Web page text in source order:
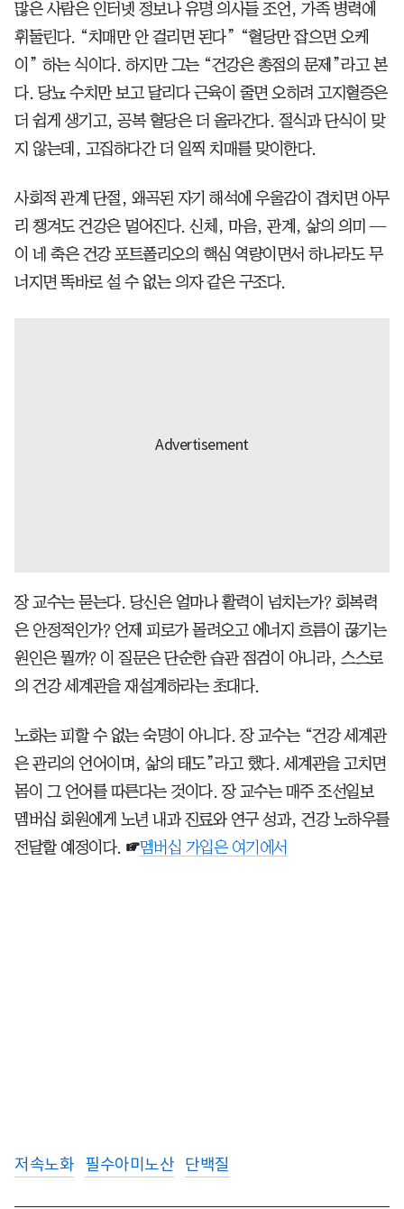
많은 사람은 인터넷 정보나 유명 의사들 조언, 가족 병력에
휘둘린다. “치매만 안 걸리면 된다” “혈당만 잡으면 오케
이” 하는 식이다. 하지만 그는 “건강은 총점의 문제”라고 본
다. 당뇨 수치만 보고 달리다 근육이 줄면 오히려 고지혈증은
더 쉽게 생기고, 공복 혈당은 더 올라간다. 절식과 단식이 맞
지 않는데, 고집하다간 더 일찍 치매를 맞이한다.
사회적 관계 단절, 왜곡된 자기 해석에 우울감이 겹치면 아무
리 챙겨도 건강은 멀어진다. 신체, 마음, 관계, 삶의 의미 —
이 네 축은 건강 포트폴리오의 핵심 역량이면서 하나라도 무
너지면 똑바로 설 수 없는 의자 같은 구조다.
장 교수는 묻는다. 당신은 얼마나 활력이 넘치는가? 회복력
은 안정적인가? 언제 피로가 몰려오고 에너지 흐름이 끊기는
원인은 뭘까? 이 질문은 단순한 습관 점검이 아니라, 스스로
의 건강 세계관을 재설계하라는 초대다.
노화는 피할 수 없는 숙명이 아니다. 장 교수는 “건강 세계관
은 관리의 언어이며, 삶의 태도”라고 했다. 세계관을 고치면
몸이 그 언어를 따른다는 것이다. 장 교수는 매주 조선일보
멤버십 회원에게 노년 내과 진료와 연구 성과, 건강 노하우를
전달할 예정이다. ☞멤버십 가입은 여기에서
저속노화 필수아미노산 단백질